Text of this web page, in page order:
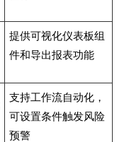
提供可视化仪表板组
件和导出报表功能
支持工作流自动化，
可设置条件触发风险
预警